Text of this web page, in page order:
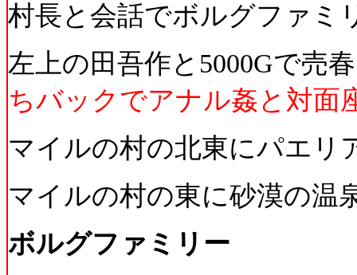
村長と会話でボルグファミ
左上の田吾作と5000Gで売
ちバックでアナル姦と対面
マイルの村の北東にパエリ
マイルの村の東に砂漠の温
ボルグファミリー